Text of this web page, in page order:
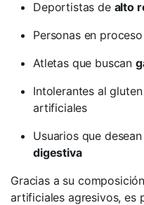
Deportistas de alto
Personas en
Atletas que buscan
Intolerantes al
artificiales
Usuarios que
digestiva
Gracias a su
artificiales agresivos, es